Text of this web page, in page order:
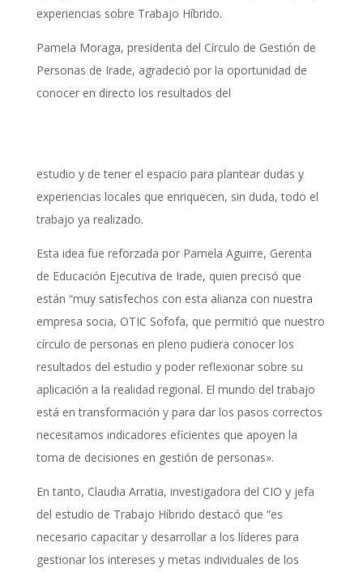
experiencias sobre Trabajo Híbrido.
Pamela Moraga, presidenta del Círculo de Gestión de
Personas de Irade, agradeció por la oportunidad de
conocer en directo los resultados del
estudio y de tener el espacio para plantear dudas y
experiencias locales que enriquecen, sin duda, todo el
trabajo ya realizado.
Esta idea fue reforzada por Pamela Aguirre, Gerenta
de Educación Ejecutiva de Irade, quien precisó que
están “muy satisfechos con esta alianza con nuestra
empresa socia, OTIC Sofofa, que permitió que nuestro
círculo de personas en pleno pudiera conocer los
resultados del estudio y poder reflexionar sobre su
aplicación a la realidad regional. El mundo del trabajo
está en transformación y para dar los pasos correctos
necesitamos indicadores eficientes que apoyen la
toma de decisiones en gestión de personas».
En tanto, Claudia Arratia, investigadora del CIO y jefa
del estudio de Trabajo Híbrido destacó que “es
necesario capacitar y desarrollar a los líderes para
gestionar los intereses y metas individuales de los